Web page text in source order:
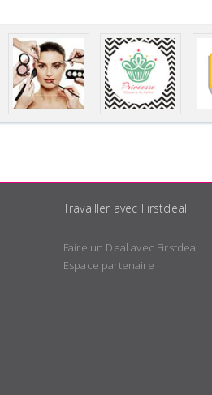
Travailler avec Firstdeal
Faire un Deal avec Firstdeal
Espace partenaire